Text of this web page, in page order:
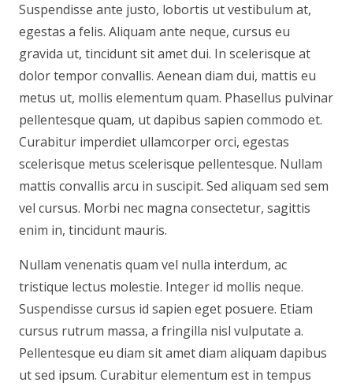
Suspendisse ante justo, lobortis ut vestibulum at,
egestas a felis. Aliquam ante neque, cursus eu
gravida ut, tincidunt sit amet dui. In scelerisque at
dolor tempor convallis. Aenean diam dui, mattis eu
metus ut, mollis elementum quam. Phasellus pulvinar
pellentesque quam, ut dapibus sapien commodo et.
Curabitur imperdiet ullamcorper orci, egestas
scelerisque metus scelerisque pellentesque. Nullam
mattis convallis arcu in suscipit. Sed aliquam sed sem
vel cursus. Morbi nec magna consectetur, sagittis
enim in, tincidunt mauris.
Nullam venenatis quam vel nulla interdum, ac
tristique lectus molestie. Integer id mollis neque.
Suspendisse cursus id sapien eget posuere. Etiam
cursus rutrum massa, a fringilla nisl vulputate a.
Pellentesque eu diam sit amet diam aliquam dapibus
ut sed ipsum. Curabitur elementum est in tempus